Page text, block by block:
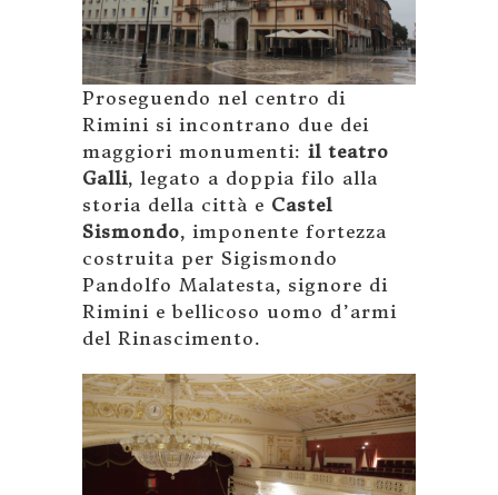
Proseguendo nel centro di
Rimini si incontrano due dei
maggiori monumenti: il teatro
Galli, legato a doppia filo alla
storia della città e Castel
Sismondo, imponente fortezza
costruita per Sigismondo
Pandolfo Malatesta, signore di
Rimini e bellicoso uomo d’armi
del Rinascimento.